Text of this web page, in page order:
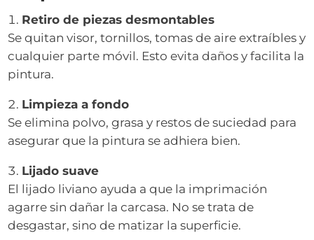
Retiro de piezas desmontables
Se quitan visor, tornillos, tomas de aire extraíbles y
cualquier parte móvil. Esto evita daños y facilita la
pintura.
Limpieza a fondo
Se elimina polvo, grasa y restos de suciedad para
asegurar que la pintura se adhiera bien.
Lijado suave
El lijado liviano ayuda a que la imprimación
agarre sin dañar la carcasa. No se trata de
desgastar, sino de matizar la superficie.